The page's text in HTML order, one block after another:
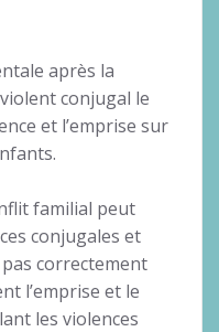
après la
conjugal le
et l’emprise sur
familial peut
conjugales et
correctement
l’emprise et le
les violences